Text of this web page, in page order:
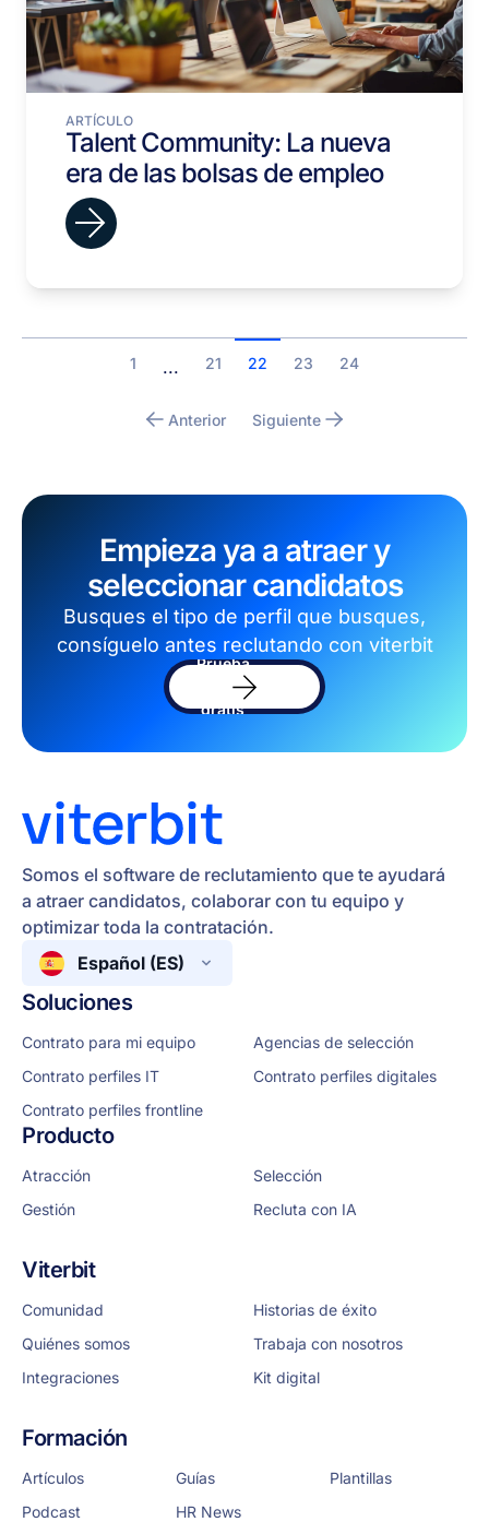
ARTÍCULO
Talent Community: La nueva
era de las bolsas de empleo
Anterior
1 ... 21 22 23 24
Siguiente
Empieza ya a atraer y
seleccionar candidatos
Busques el tipo de perfil que busques,
consíguelo antes reclutando con viterbit
Prueba
software
gratis
Somos el software de reclutamiento que te ayudará
a atraer candidatos, colaborar con tu equipo y
optimizar toda la contratación.
Español (ES)
Soluciones
Contrato para mi equipo
Agencias de selección
Contrato perfiles IT
Contrato perfiles digitales
Contrato perfiles frontline
Producto
Atracción
Selección
Gestión
Recluta con IA
Viterbit
Comunidad
Historias de éxito
Quiénes somos
Trabaja con nosotros
Integraciones
Kit digital
Formación
Artículos Guías
Plantillas
Podcast
HR News